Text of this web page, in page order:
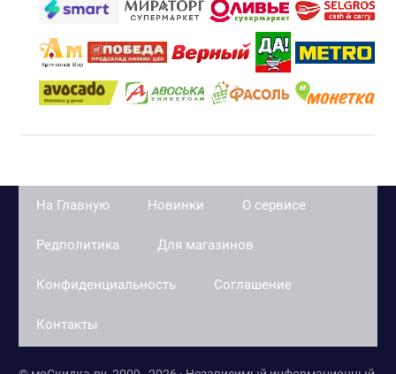
На Главную Новинки О сервисе
Редполитика Для магазинов
Конфиденциальность Соглашение
Контакты